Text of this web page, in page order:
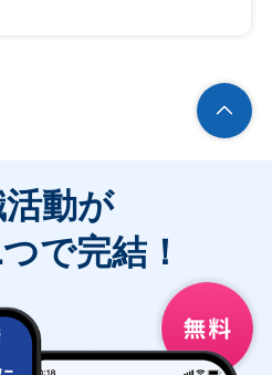
動が
つで完結！